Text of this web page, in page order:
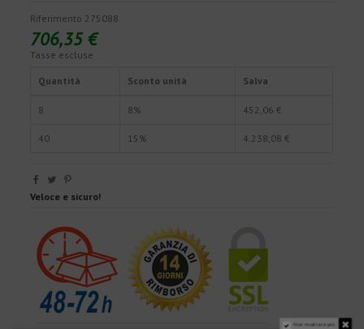
Riferimento 275088
706,35 €
Tasse escluse
Quantità Sconto unità Salva
8 8% 452,06 €
40 15% 4.238,08 €
Veloce e sicuro!
Non mostrare più.